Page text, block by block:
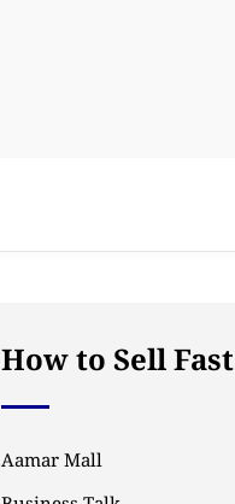
How to Sell Fast
Aamar Mall